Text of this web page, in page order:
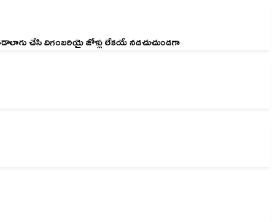
చేసి దిగంబరియై జోళ్లు లేకయే నడచుచుండగా